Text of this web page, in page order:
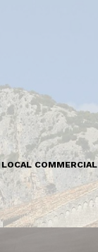
LOCAL COMMERCIAL